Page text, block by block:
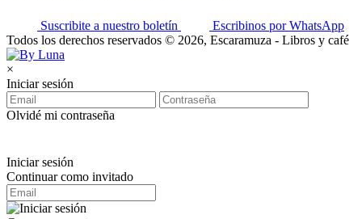
Suscribite a nuestro boletín
Escribinos por WhatsApp
Todos los derechos reservados © 2026, Escaramuza - Libros y café
×
Iniciar sesión
Olvidé mi contraseña
Iniciar sesión
Continuar como invitado